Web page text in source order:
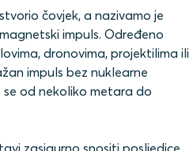
čovjek, a nazivamo je
impuls. Određeno
dronovima, projektilima ili
impuls bez nuklearne
se od nekoliko metara do
zasigurno snositi posljedice